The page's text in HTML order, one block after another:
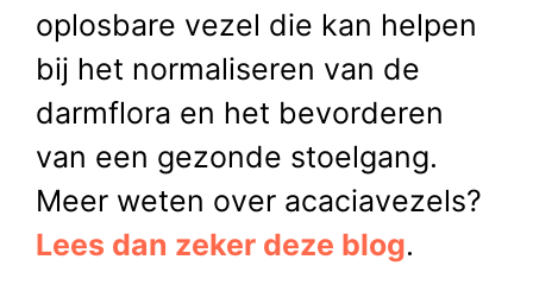
oplosbare vezel die kan helpen
bij het normaliseren van de
darmflora en het bevorderen
van een gezonde stoelgang.
Meer weten over acaciavezels?
Lees dan zeker deze blog.
Item toegevoegd aan winkelwagen. AFREKENEN